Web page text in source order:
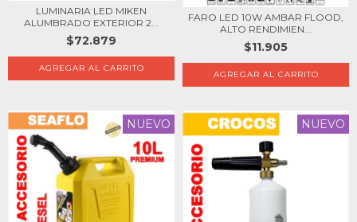
LUMINARIA LED MIKEN
ALUMBRADO EXTERIOR 2...
$72.879
FARO LED 10W AMBAR FLOOD,
ALTO RENDIMIEN...
$11.905
NUEVO NUEVO